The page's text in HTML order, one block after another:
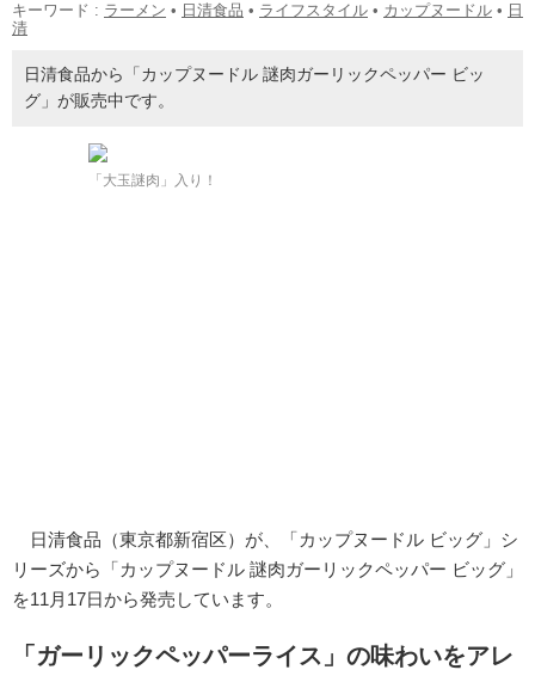
キーワード : ラーメン • 日清食品 • ライフスタイル • カップヌードル • 日
清
日清食品から「カップヌードル 謎肉ガーリックペッパー ビッ
グ」が販売中です。
「大玉謎肉」入り！
日清食品（東京都新宿区）が、「カップヌードル ビッグ」シ
リーズから「カップヌードル 謎肉ガーリックペッパー ビッグ」
を11月17日から発売しています。
「ガーリックペッパーライス」の味わいをアレ